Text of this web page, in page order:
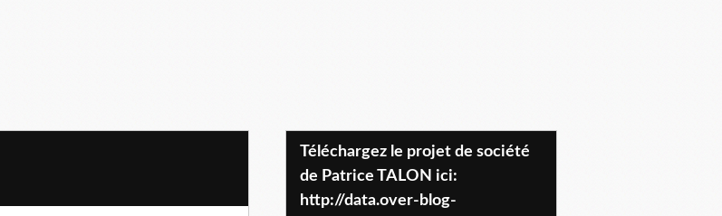
Téléchargez le projet de société
de Patrice TALON ici:
http://data.over-blog-